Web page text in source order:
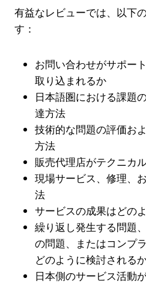
有益なレビューでは、以下
す：
お問い合わせがサポー
取り込まれるか
日本語圏における課題
達方法
技術的な問題の評価お
方法
販売代理店がテクニカ
現場サービス、修理、
法
サービスの成果はどの
繰り返し発生する問題
の問題、またはコンプ
どのように検討される
日本側のサービス活動